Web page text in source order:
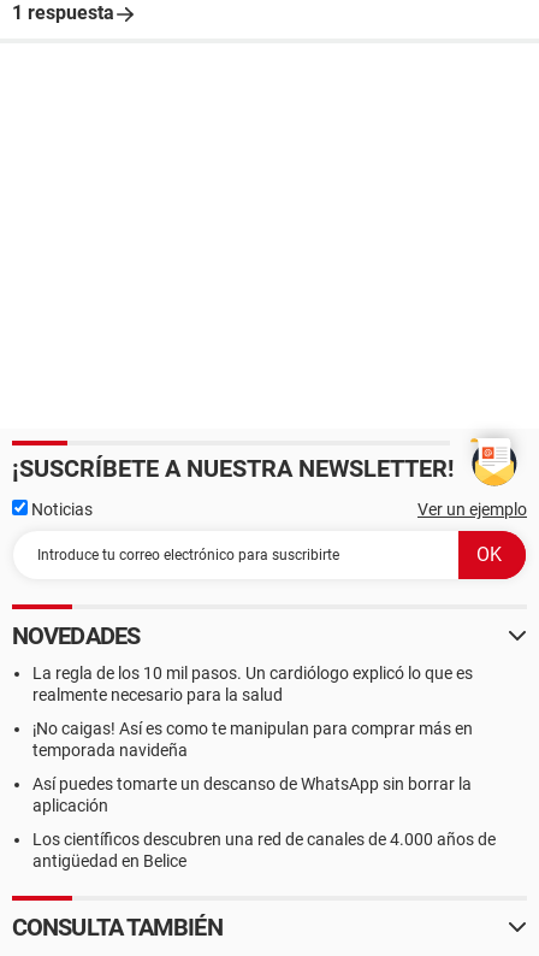
1 respuesta
¡SUSCRÍBETE A NUESTRA NEWSLETTER!
Noticias Ver un ejemplo
NOVEDADES
La regla de los 10 mil pasos. Un cardiólogo explicó lo que es
realmente necesario para la salud
¡No caigas! Así es como te manipulan para comprar más en
temporada navideña
Así puedes tomarte un descanso de WhatsApp sin borrar la
aplicación
Los científicos descubren una red de canales de 4.000 años de
antigüedad en Belice
CONSULTA TAMBIÉN